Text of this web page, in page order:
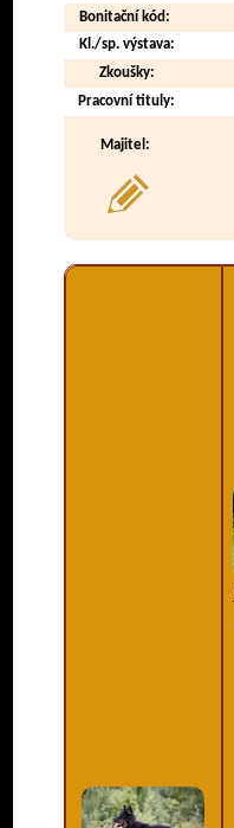
Bonitační kód:
Kl./sp. výstava:
Zkoušky:
Pracovní tituly:
Majitel: